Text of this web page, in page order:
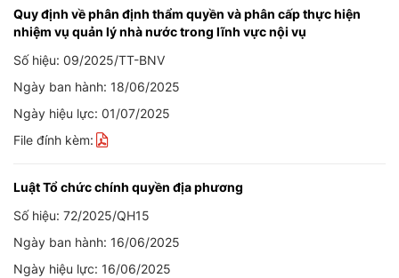
Quy định về phân định thẩm quyền và phân cấp thực hiện
nhiệm vụ quản lý nhà nước trong lĩnh vực nội vụ
Số hiệu: 09/2025/TT-BNV
Ngày ban hành: 18/06/2025
Ngày hiệu lực: 01/07/2025
File đính kèm:
Luật Tổ chức chính quyền địa phương
Số hiệu: 72/2025/QH15
Ngày ban hành: 16/06/2025
Ngày hiệu lực: 16/06/2025